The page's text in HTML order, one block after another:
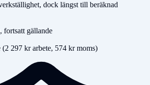
dock längst till beräknad
fortsatt gällande
297 kr arbete, 574 kr moms)